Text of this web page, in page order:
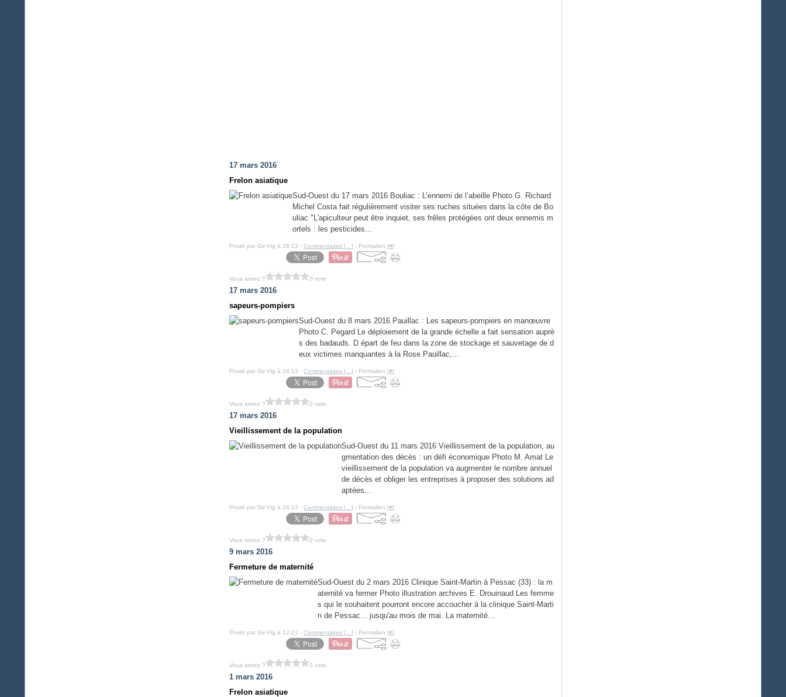
17 mars 2016
Frelon asiatique
Sud-Ouest du 17 mars 2016 Bouliac : L’ennemi de l’abeille Photo G. Richard
Michel Costa fait régulièrement visiter ses ruches situées dans la côte de Bo
uliac "L'apiculteur peut être inquiet, ses frêles protégées ont deux ennemis m
ortels : les pesticides...
Posté par Gir-Vig à 16:13 -Commentaires [ …] - Permalien [#]
Vous aimez ? 0 vote
17 mars 2016
sapeurs-pompiers
Sud-Ouest du 8 mars 2016 Pauillac : Les sapeurs-pompiers en manœuvre
Photo C. Pegard Le déploiement de la grande échelle a fait sensation auprè
s des badauds. D épart de feu dans la zone de stockage et sauvetage de d
eux victimes manquantes à la Rose Pauillac,...
Posté par Gir-Vig à 16:13 -Commentaires [ …] - Permalien [#]
Vous aimez ? 0 vote
17 mars 2016
Vieillissement de la population
Sud-Ouest du 11 mars 2016 Vieillissement de la population, au
gmentation des décès : un défi économique Photo M. Amat Le
vieillissement de la population va augmenter le nombre annuel
de décès et obliger les entreprises à proposer des solutions ad
aptées...
Posté par Gir-Vig à 16:13 -Commentaires [ …] - Permalien [#]
Vous aimez ? 0 vote
9 mars 2016
Fermeture de maternité
Sud-Ouest du 2 mars 2016 Clinique Saint-Martin à Pessac (33) : la m
aternité va fermer Photo illustration archives E. Drouinaud Les femme
s qui le souhaitent pourront encore accoucher à la clinique Saint-Marti
n de Pessac... jusqu'au mois de mai. La maternité...
Posté par Gir-Vig à 12:21 -Commentaires [ …] - Permalien [#]
Vous aimez ? 0 vote
1 mars 2016
Frelon asiatique